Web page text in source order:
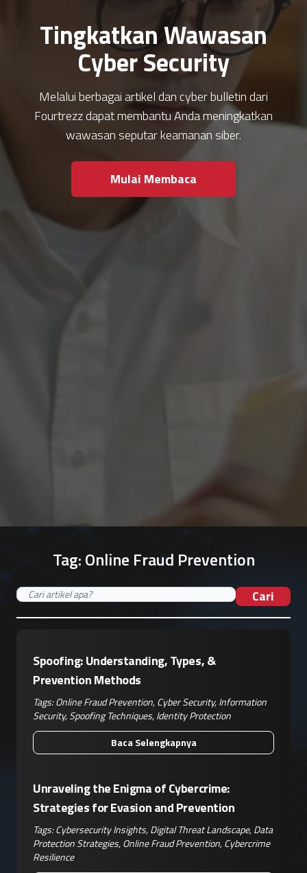
Tingkatkan Wawasan
Cyber Security
Melalui berbagai artikel dan cyber bulletin dari
Fourtrezz dapat membantu Anda meningkatkan
wawasan seputar keamanan siber.
Mulai Membaca
Tag:Online Fraud Prevention
Cari
Spoofing: Understanding, Types, &
Prevention Methods
Tags:Online Fraud Prevention,Cyber Security,Information
Security,Spoofing Techniques,Identity Protection
Baca Selengkapnya
Unraveling the Enigma of Cybercrime:
Strategies for Evasion and Prevention
Tags:Cybersecurity Insights,Digital Threat Landscape,Data
Protection Strategies,Online Fraud Prevention,Cybercrime
Resilience